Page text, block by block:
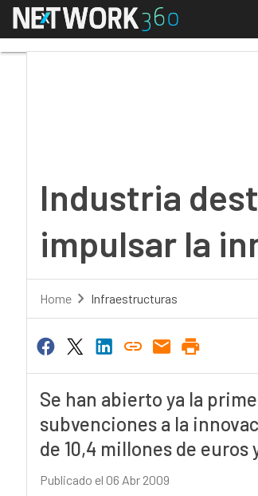
Menú
Industria
impulsar la
Home Infraestructuras
Se han abierto ya la
subvenciones a la
de 10,4 millones de
Publicado el 06 Abr 2009